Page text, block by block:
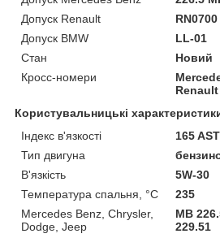
Допуск Renault
RN0700
Допуск BMW
LL-01
Стан
Новий
Кросс-номери
Renault
Користувальницькі
Індекс в'язкості
165
Тип двигуна
В'язкість
5W-30
Температура спальня, °C
235
Mercedes Benz, Chrysler,
Dodge, Jeep
MB
229.51